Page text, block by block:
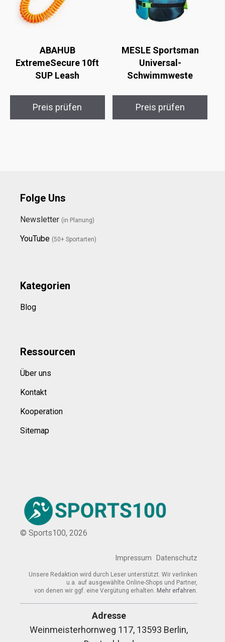
ABAHUB
ExtremeSecure 10ft
SUP Leash
Preis prüfen
MESLE Sportsman
Universal-
Schwimmweste
Preis prüfen
Folge Uns
Newsletter (in Planung)
YouTube (50+ Sportarten)
Kategorien
Blog
Ressourcen
Über uns
Kontakt
Kooperation
Sitemap
© Sports100, 2026
Impressum Datenschutz
Unsere Redaktion wird durch Leser unterstützt. Wir verlinken
u.a. auf ausgewählte Online-Shops und Partner,
von denen wir ggf. eine Vergütung erhalten. Mehr erfahren.
Adresse
Weinmeisterhornweg 117, 13593 Berlin,